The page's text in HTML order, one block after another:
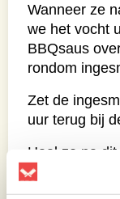
Wanneer ze
we het vocht
BBQsaus
rondom
Zet de
uur terug bij
Haal ze na
leg ze in een
eventjes in